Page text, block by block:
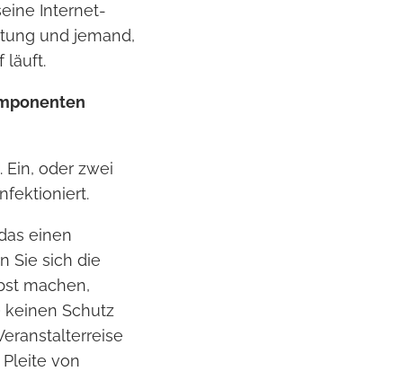
Internet-
und jemand,
läuft.
Ein, oder zwei
einen
Sie sich die
machen,
keinen Schutz
von